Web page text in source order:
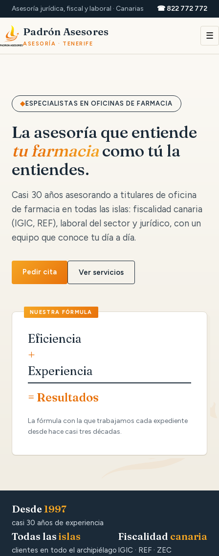
Asesoría jurídica, fiscal y laboral · Canarias ☎ 822 772 772
Padrón Asesores
ASESORÍA · TENERIFE
☰
ESPECIALISTAS EN OFICINAS DE FARMACIA
La asesoría que entiende
tu farmaciacomo tú la
entiendes.
Casi 30 años asesorando a titulares de oficina
de farmacia en todas las islas: fiscalidad canaria
(IGIC, REF), laboral del sector y jurídico, con un
equipo que conoce tu día a día.
Pedir cita Ver servicios
Eficiencia
+
Experiencia
= Resultados
La fórmula con la que trabajamos cada expediente
desde hace casi tres décadas.
Desde 1997
casi 30 años de experiencia
Todas las islas
clientes en todo el archipiélago
Fiscalidad canaria
IGIC · REF · ZEC